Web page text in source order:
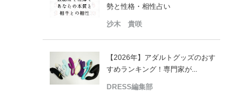
勢と性格・相性占い
沙木 貴咲
【2026年】アダルトグッズのおす
すめランキング！専門家が...
DRESS編集部